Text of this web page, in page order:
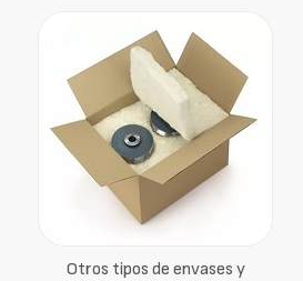
Otros tipos de envases y